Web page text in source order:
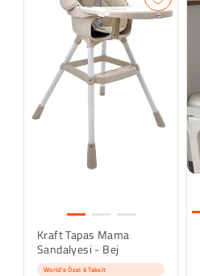
Kraft Tapas Mama
Sandalyesi - Bej
World'e Özel 6 Taksit